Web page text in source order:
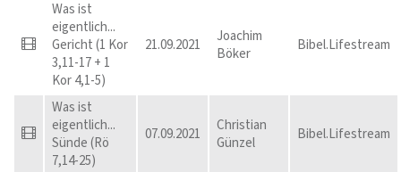
Was ist
eigentlich...
Gericht (1 Kor
3,11-17 + 1
Kor 4,1-5)
21.09.2021
Joachim
Böker
Bibel.Lifestream
Was ist
eigentlich...
Sünde (Rö
7,14-25)
07.09.2021
Christian
Günzel
Bibel.Lifestream